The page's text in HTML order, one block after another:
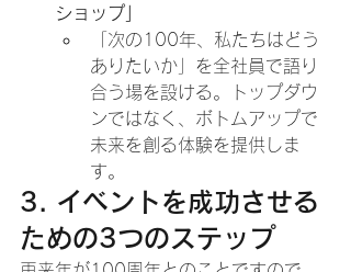
ショップ」
「次の100年、私たちはどう
ありたいか」を全社員で語り
合う場を設ける。トップダウ
ンではなく、ボトムアップで
未来を創る体験を提供しま
す。
3. イベントを成功させる
ための3つのステップ